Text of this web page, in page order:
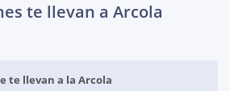
te llevan a Arcola
te llevan a la Arcola